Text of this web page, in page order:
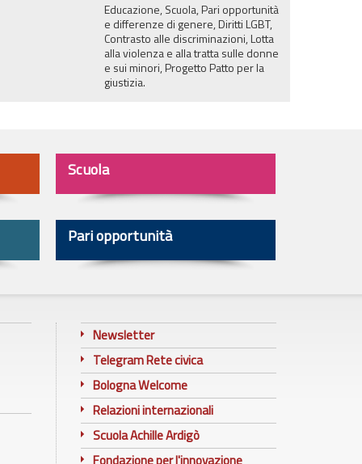
Educazione, Scuola, Pari opportunità
e differenze di genere, Diritti LGBT,
Contrasto alle discriminazioni, Lotta
alla violenza e alla tratta sulle donne
e sui minori, Progetto Patto per la
giustizia.
Scuola
Pari opportunità
Newsletter
Telegram Rete civica
Bologna Welcome
Relazioni internazionali
Scuola Achille Ardigò